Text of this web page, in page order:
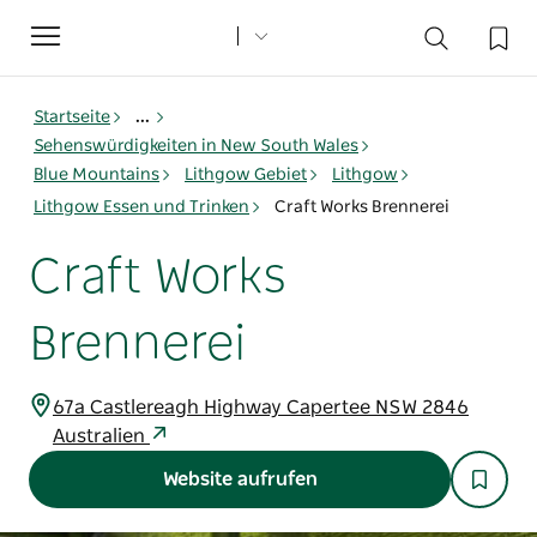
Toggle
navigation
Startseite
...
Sehenswürdigkeiten in New South Wales
Blue Mountains
Lithgow Gebiet
Lithgow
Lithgow Essen und Trinken
Craft Works Brennerei
Craft Works
Brennerei
67a Castlereagh Highway Capertee NSW 2846
Australien
Website aufrufen